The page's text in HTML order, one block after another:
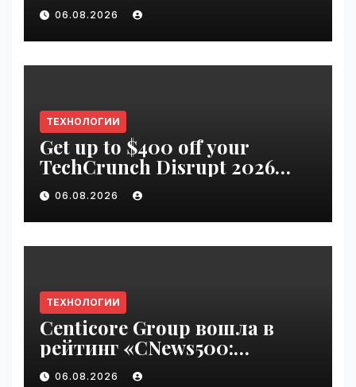
06.08.2026
ТЕХНОЛОГИИ
Get up to $400 off your
TechCrunch Disrupt 2026
pass until Friday | VseTime.ru
06.08.2026
ТЕХНОЛОГИИ
Centicore Group вошла в
рейтинг «CNews500:
Крупнейшие ИТ-компании
06.08.2026